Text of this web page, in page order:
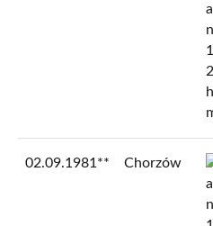
02.09.1981** Chorzów